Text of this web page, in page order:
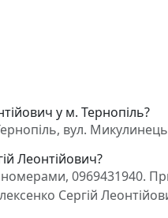
у м. Тернопіль?
вул.
Леонтійович?
0969431940.
Сергій